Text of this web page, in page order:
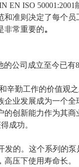
EN ISO
和准则决定了每个员
非常重要的。
公司成立至今已有
辛勤工作的价值观
业发展成为一个全
的创新能力作为其商
成功。
发的。这个系列的
压下使用寿命长。